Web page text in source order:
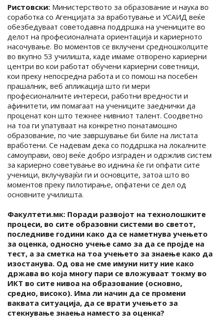
Ристовски: Министерството за образование и наука во
соработка со Агенцијата за вработување и УСАИД веќе
обезбедуваат советодавна поддршка на учениците во
делот на професионалната ориентација и кариерното
насочување. Во моментов се вклучени средношколците
во вкупно 53 училишта, каде имаме отворено кариерни
центри во кои работат обучени кариерни советници,
кои преку непосредна работа и со помош на посебен
прашалник, веб апликација што ги мери
професионалните интереси, работни вредности и
афинитети, им помагаат на учениците заеднички да
проценат кон што тежнее нивниот талент. Соодветно
на тоа ги упатуваат на конкретно понатамошно
образование, по чие завршување би биле на листата
вработени. Се надевам дека со поддршка на локалните
самоуправи, овој веќе добро изграден и одржлив систем
за кариерно советување во иднина ќе ги опфати сите
ученици, вклучувајќи ги и основците, затоа што во
моментов преку пилотирање, опфатени се дел од
основните училишта.
Факултети.мк: Поради развојот на технолошките
процеси, во сите образовни системи во светот,
последниве години како да се наметнува учењето
за оценка, односно учење само за да се пројде на
тест, а за сметка на тоа учењето за знаење како да
изостанува. Од ова не сме имуни ниту ние како
држава во која многу пари се вложуваат токму во
ИКТ во сите нивоа на образование (основно,
средно, високо). Има ли начин да се промени
ваквата ситуација, да се врати учењето за
стекнување знаења наместо за оценка?